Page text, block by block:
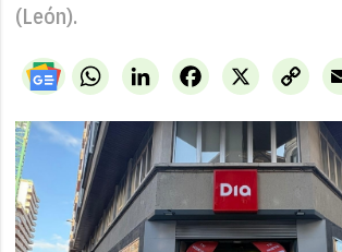
(León).
WhatsAppLinkedIn X
Facebook
Copy
Link